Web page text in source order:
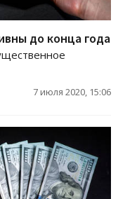
до конца года
7 июля 2020, 15:06